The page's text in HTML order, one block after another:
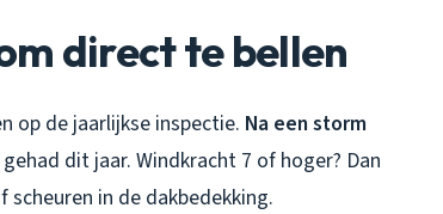
direct te bellen
op de jaarlijkse inspectie. Na een storm
dit jaar. Windkracht 7 of hoger? Dan
in de dakbedekking.